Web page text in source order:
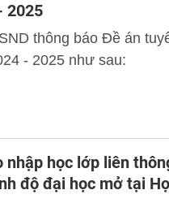
2025
thông báo Đề án
- 2025 như sau:
nhập học lớp liên
độ đại học mở tại